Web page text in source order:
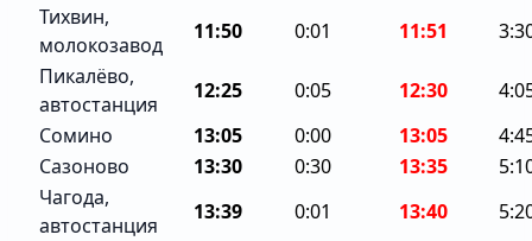
Тихвин,
молокозавод
11:50 0:01 11:51
Пикалёво,
автостанция
12:25 0:05 12:30
Сомино
13:05 0:00 13:05
Сазоново
13:30 0:30 13:35
Чагода,
автостанция
13:39 0:01 13:40